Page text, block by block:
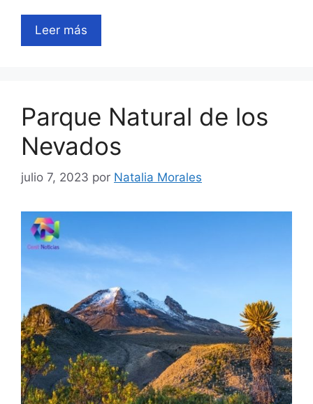
Leer más
Parque Natural de los
Nevados
julio 7, 2023 por Natalia Morales